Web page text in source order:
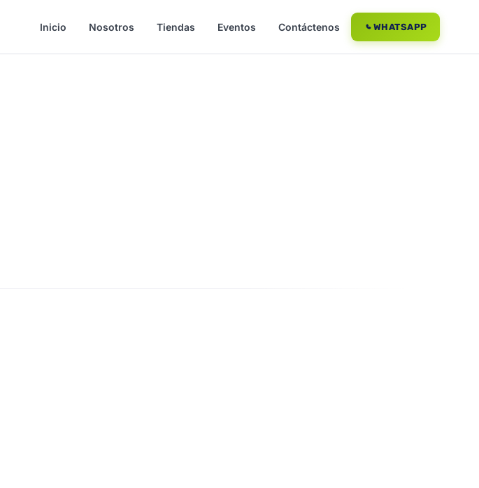
Inicio Nosotros Tiendas Eventos Contáctenos WHATSAPP